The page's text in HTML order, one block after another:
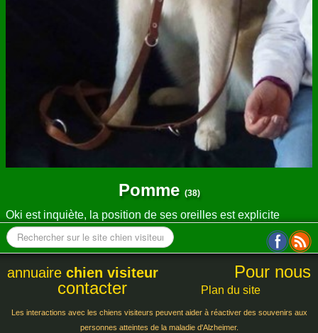
Pomme (38)
Oki est inquiète, la position de ses oreilles est explicite
annuaire chien visiteur
Pour nous
contacter
Plan du site
Les interactions avec les chiens visiteurs peuvent aider à réactiver des souvenirs aux
personnes atteintes de la maladie d'Alzheimer.